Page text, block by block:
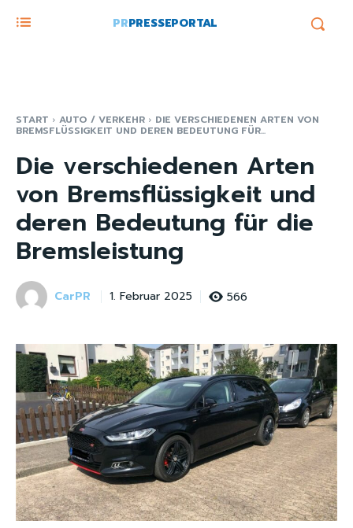
PRPRESSEPORTAL
START AUTO / VERKEHR DIE VERSCHIEDENEN ARTEN VON
BREMSFLÜSSIGKEIT UND DEREN BEDEUTUNG FÜR...
Die verschiedenen Arten
von Bremsflüssigkeit und
deren Bedeutung für die
Bremsleistung
CarPR 1. Februar 2025 566